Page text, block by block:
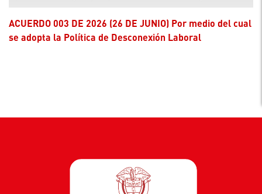
ACUERDO 003 DE 2026 (26 DE JUNIO) Por medio del cual
se adopta la Política de Desconexión Laboral